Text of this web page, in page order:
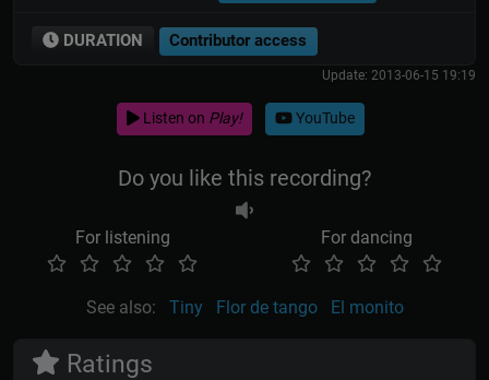
DURATION Contributor access
Update: 2013-06-15 19:19
Listen on Play! YouTube
Do you like this recording?
For listening For dancing
See also: Tiny Flor de tango El monito
Ratings